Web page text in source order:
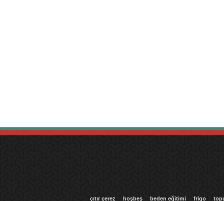
çıtır çerez hoşbeş beden eğitimi frigo